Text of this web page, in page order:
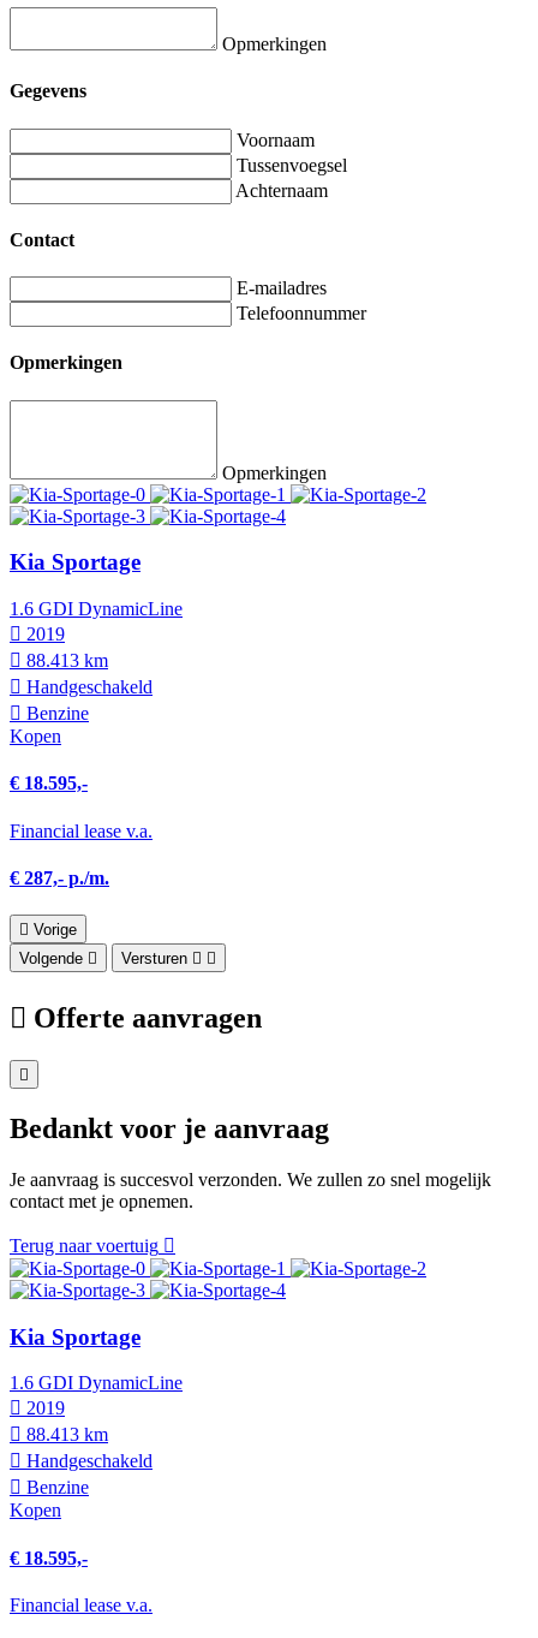
Opmerkingen
Gegevens
Voornaam
Tussenvoegsel
Achternaam
Contact
E-mailadres
Telefoonnummer
Opmerkingen
Opmerkingen
Kia Sportage
1.6 GDI DynamicLine
2019
88.413 km
Hand­geschakeld
Benzine
Kopen
€ 18.595,-
Financial lease v.a.
€ 287,- p./m.
Vorige
Volgende
Versturen
Offerte aanvragen
Bedankt voor je aanvraag
Je aanvraag is succesvol verzonden. We zullen zo snel mogelijk
contact met je opnemen.
Terug naar voertuig
Kia Sportage
1.6 GDI DynamicLine
2019
88.413 km
Hand­geschakeld
Benzine
Kopen
€ 18.595,-
Financial lease v.a.